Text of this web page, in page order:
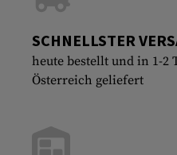
SCHNELLSTER
heute bestellt und in 1-2
Österreich geliefert